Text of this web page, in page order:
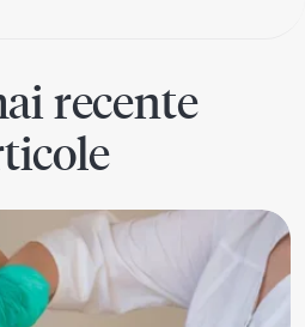
recente